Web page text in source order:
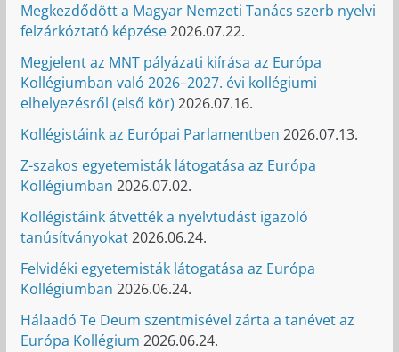
Megkezdődött a Magyar Nemzeti Tanács szerb nyelvi
felzárkóztató képzése2026.07.22.
Megjelent az MNT pályázati kiírása az Európa
Kollégiumban való 2026–2027. évi kollégiumi
elhelyezésről (első kör) 2026.07.16.
Kollégistáink az Európai Parlamentben 2026.07.13.
Z-szakos egyetemisták látogatása az Európa
Kollégiumban 2026.07.02.
Kollégistáink átvették a nyelvtudást igazoló
tanúsítványokat2026.06.24.
Felvidéki egyetemisták látogatása az Európa
Kollégiumban 2026.06.24.
Hálaadó Te Deum szentmisével zárta a tanévet az
Európa Kollégium 2026.06.24.